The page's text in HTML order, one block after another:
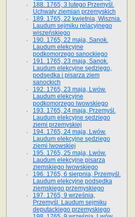
188. 1765, 3 lutego Przemyśl.
Uchwały ziemian przemyskich
189. 1765, 22 kwietnia, Wisznia.
Laudum sejmiku relacyjnego
wiszeńskiego
190. 1765, 22 maja, Sanok.
Laudum elekcyjne
podkomorzego sanockiego
191. 1765, 23 maja, Sanok.
Laudum elekcyjne sędziego,
podsędka i pisarza ziem
sanockich
192. 1765, 23 maja, Lwów.
Laudum elekcyjne
podkomorzego lwowskiego
193. 1765, 24 maja, Przemyśl.
Laudum elekcyjne sędziego
ziemi przemyskiej
194. 1765, 24 maja, Lwów.
Laudum elekcyjne sędziego
ziemi lwowskiej
195. 1765, 25 maja, Lwów.
Laudum elekcyjne pisarza
ziemskiego lwowskiego
196. 1765, 6 sierpnia, Przemyśl.
Laudum elekcyjne podsędka
ziemskiego przemyskiego
197. 1765, 9 września,
Przemyśl. Laudum sejmiku
deputackiego przemyskiego